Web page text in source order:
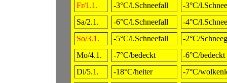
Fr/1.1.
-3°C/l.Schneefall
-3°C/
Sa/2.1.
-6°C/l.Schneefall
-4°C/
So/3.1.
-5°C/l.Schneefall
-2°C/
Mo/4.1.
-7°C/bedeckt
-6°C/bedeckt
Di/5.1.
-18°C/heiter
-7°C/